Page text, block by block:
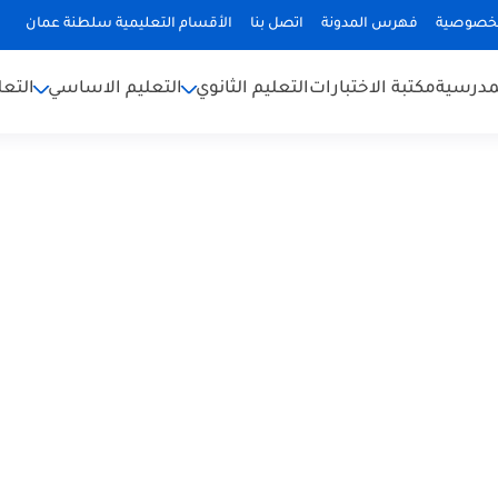
فهرس المدونة اتصل بنا الأقسام التعليمية سلطنة عمان
مكتبة الاختباراتالتعليم الثانوي التعليم الاساسي